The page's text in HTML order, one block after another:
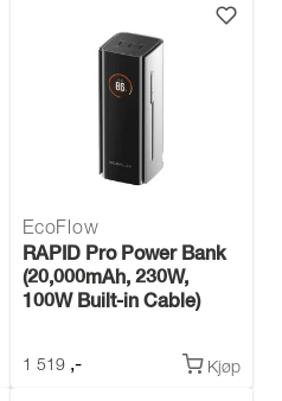
EcoFlow
RAPID Pro Power Bank
(20,000mAh, 230W,
100W Built-in Cable)
1 519 ,- Kjøp